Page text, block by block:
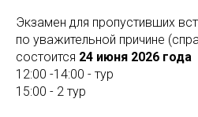
Экзамен для пропустивших
по уважительной причине
состоится 24 июня 2026 года
12:00 -14:00 - тур
15:00 - 2 тур